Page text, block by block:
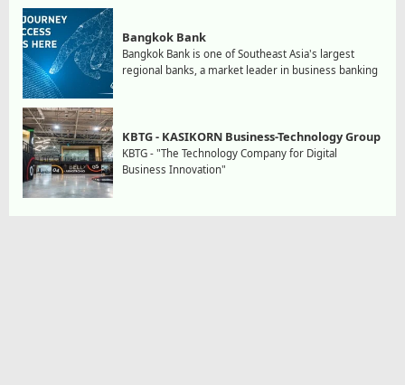
Bangkok Bank
Bangkok Bank is one of Southeast Asia's largest
regional banks, a market leader in business banking
KBTG - KASIKORN Business-Technology Group
KBTG - "The Technology Company for Digital
Business Innovation"